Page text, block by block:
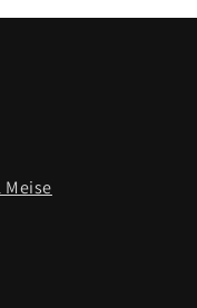
Meise